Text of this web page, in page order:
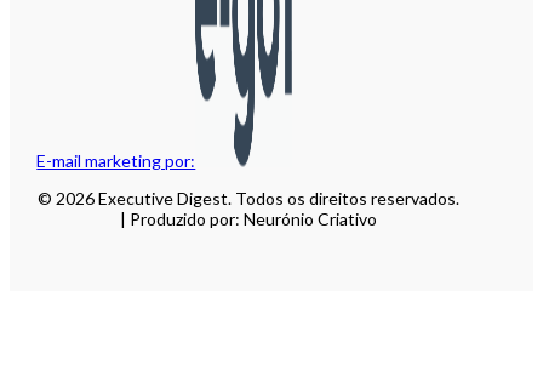
E-mail marketing por:
© 2026 Executive Digest. Todos os direitos reservados.
| Produzido por: Neurónio Criativo